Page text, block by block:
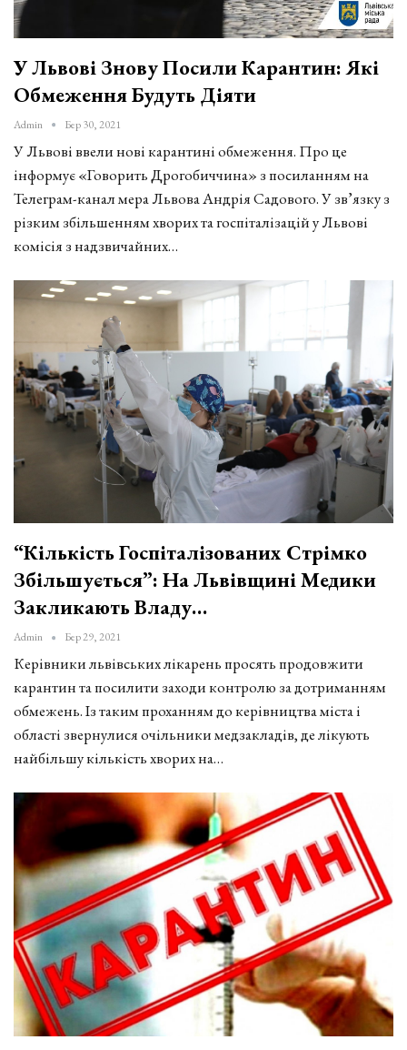
У Львові Знову Посили Карантин: Які
Обмеження Будуть Діяти
Admin Бер 30, 2021
У Львові ввели нові карантині обмеження. Про це
інформує «Говорить Дрогобиччина» з посиланням на
Телеграм-канал мера Львова Андрія Садового. У зв’язку з
різким збільшенням хворих та госпіталізацій у Львові
комісія з надзвичайних…
“Кількість Госпіталізованих Стрімко
Збільшується”: На Львівщині Медики
Закликають Владу…
Admin Бер 29, 2021
Керівники львівських лікарень просять продовжити
карантин та посилити заходи контролю за дотриманням
обмежень. Із таким проханням до керівництва міста і
області звернулися очільники медзакладів, де лікують
найбільшу кількість хворих на…